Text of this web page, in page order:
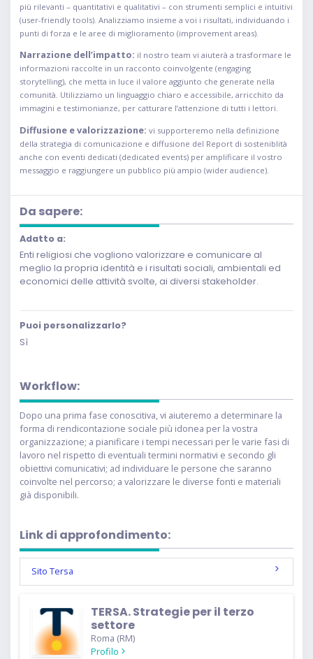
più rilevanti – quantitativi e qualitativi – con strumenti semplici e intuitivi
(user-friendly tools). Analizziamo insieme a voi i risultati, individuando i
punti di forza e le aree di miglioramento (improvement areas).
Narrazione dell’impatto: il nostro team vi aiuterà a trasformare le
informazioni raccolte in un racconto coinvolgente (engaging
storytelling), che metta in luce il valore aggiunto che generate nella
comunità. Utilizziamo un linguaggio chiaro e accessibile, arricchito da
immagini e testimonianze, per catturare l’attenzione di tutti i lettori.
Diffusione e valorizzazione: vi supporteremo nella definizione
della strategia di comunicazione e diffusione del Report di sosteniblità
anche con eventi dedicati (dedicated events) per amplificare il vostro
messaggio e raggiungere un pubblico più ampio (wider audience).
Da sapere:
Adatto a:
Enti religiosi che vogliono valorizzare e comunicare al
meglio la propria identità e i risultati sociali, ambientali ed
economici delle attività svolte, ai diversi stakeholder.
Puoi personalizzarlo?
Sì
Workflow:
Dopo una prima fase conoscitiva, vi aiuteremo a determinare la
forma di rendicontazione sociale più idonea per la vostra
organizzazione; a pianificare i tempi necessari per le varie fasi di
lavoro nel rispetto di eventuali termini normativi e secondo gli
obiettivi comunicativi; ad individuare le persone che saranno
coinvolte nel percorso; a valorizzare le diverse fonti e materiali
già disponibili.
Link di approfondimento:
Sito Tersa
TERSA. Strategie per il terzo
settore
Roma (RM)
Profilo